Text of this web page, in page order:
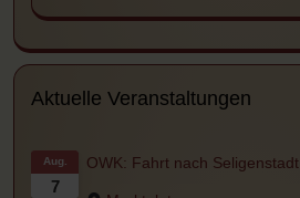
Aktuelle Veranstaltungen
7
Aug. OWK: Fahrt nach Seligenstadt